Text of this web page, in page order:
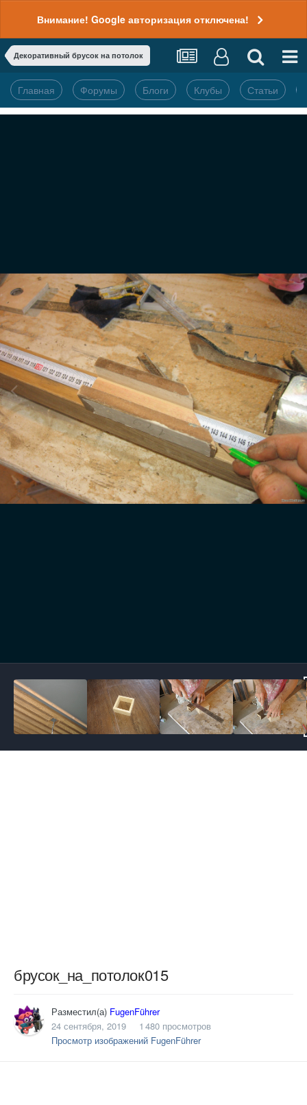
Внимание! Google авторизация отключена!
Декоративный брусок на потолок
Главная Форумы Блоги Клубы Статьи
брусок_на_потолок015
Разместил(а) FugenFührer
24 сентября, 2019
1 480 просмотров
Просмотр изображений FugenFührer